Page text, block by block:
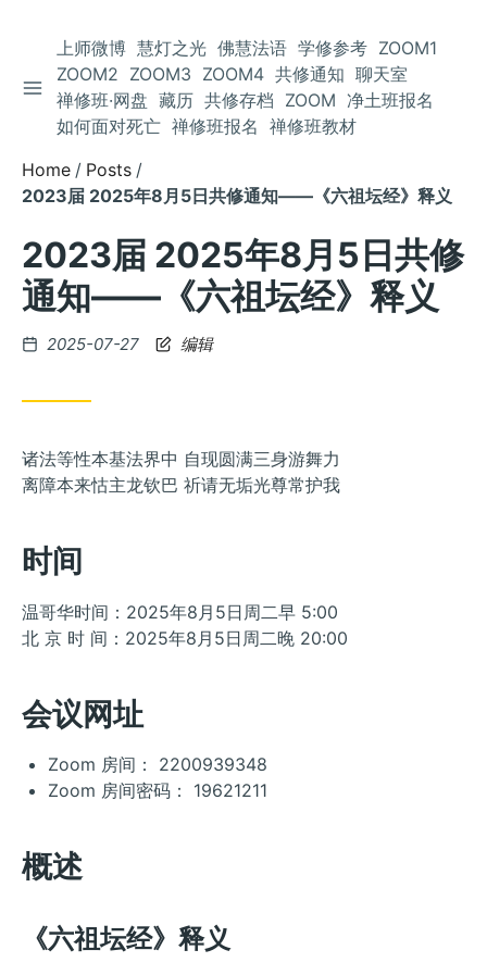
Skip
TOGGLE SIDEBAR
上师微博 慧灯之光 佛慧法语 学修参考 ZOOM1
ZOOM2 ZOOM3 ZOOM4 共修通知 聊天室
禅修班·网盘 藏历 共修存档 ZOOM 净土班报名
如何面对死亡 禅修班报名 禅修班教材
Home
Posts
2023届 2025年8月5日共修通知——《六祖坛经》释义
2023届 2025年8月5日共修
通知——《六祖坛经》释义
Posted
2025-07-27 编辑
诸法等性本基法界中 自现圆满三身游舞力
离障本来怙主龙钦巴 祈请无垢光尊常护我
时间
温哥华时间：2025年8月5日周二早 5:00
北 京 时 间：2025年8月5日周二晚 20:00
会议网址
Zoom 房间： 2200939348
Zoom 房间密码： 19621211
概述
《六祖坛经》释义